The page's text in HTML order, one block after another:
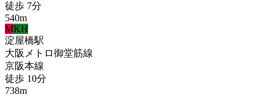
徒歩 7分
540m
MKH
淀屋橋駅
大阪メトロ御堂筋線
京阪本線
徒歩 10分
738m